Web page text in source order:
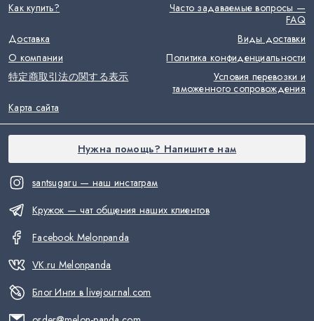
santsugaru — наш инстаграм
Кружок — чат общения наших клиентов
Facebook Melonpanda
VK.ru Melonpanda
Блог Инги в livejournal.com
Как купить?
Часто задаваемые вопросы —
FAQ
Доставка
Виды доставки
О компании
Политика конфиденциальности
特定商取引法の関する表示
Условия перевозки и
таможенного сопровождения
Карта сайта
Нужна помощь? Напишите нам